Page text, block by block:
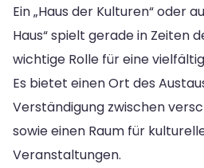
Ein „Haus der Kulturen“ oder
Haus“ spielt gerade in Zeiten
wichtige Rolle für eine
Es bietet einen Ort des
Verständigung zwischen
sowie einen Raum für
Veranstaltungen.